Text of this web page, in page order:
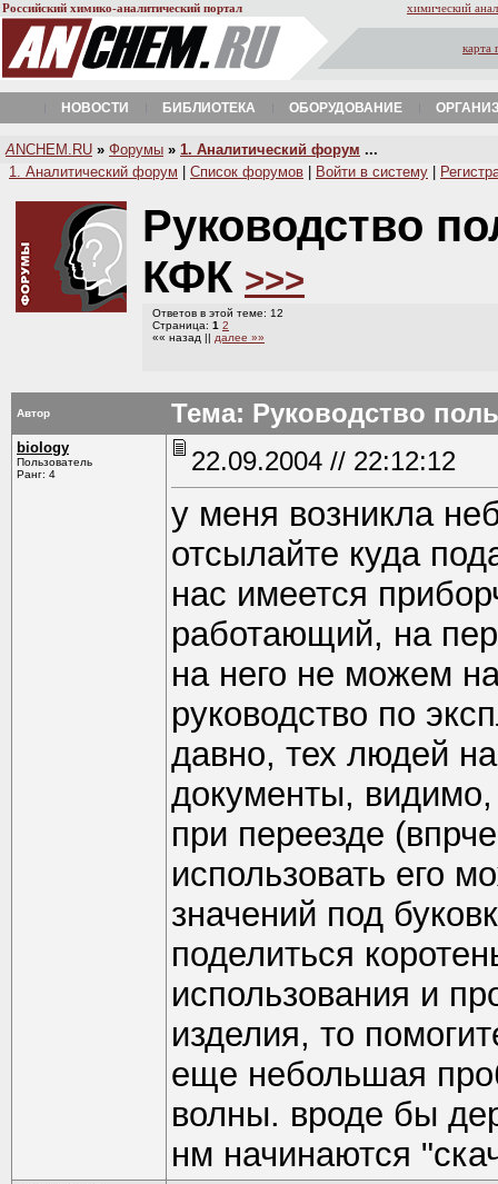
Российский химико-аналитический портал химический
карта
НОВОСТИ БИБЛИОТЕКА ОБОРУДОВАНИЕ
A NCHEM.RU » Форумы » 1. Аналитический форум ...
1. Аналитический форум
Список форумов Войти в систему
Руководство
КФК >>>
Ответов в этой теме: 12
Страница: 1 2
«« назад || далее »»
Автор Тема: Руководство
biology
Пользователь
Ранг: 4
22.09.2004 // 22:12:12
у меня возникла
отсылайте куда
нас имеется
работающий, на
на него не можем
руководство по
давно, тех людей
документы,
при переезде
использовать его
значений под
поделиться
использования и
изделия, то
еще небольшая
волны. вроде бы
нм начинаются